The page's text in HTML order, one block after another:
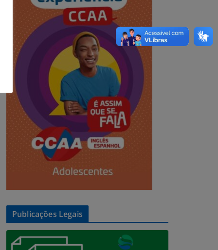
Publicações Legais